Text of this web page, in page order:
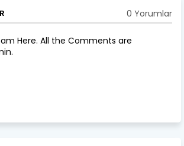
0 Yorumlar
Here. All the Comments are